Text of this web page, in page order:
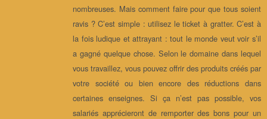
nombreuses. Mais comment faire pour que tous soient
ravis ? C’est simple : utilisez le ticket à gratter. C’est à
la fois ludique et attrayant : tout le monde veut voir s’il
a gagné quelque chose. Selon le domaine dans lequel
vous travaillez, vous pouvez offrir des produits créés par
votre société ou bien encore des réductions dans
certaines enseignes. Si ça n’est pas possible, vos
salariés apprécieront de remporter des bons pour un